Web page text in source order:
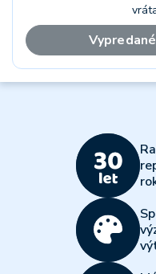
Vypredané